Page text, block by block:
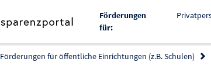
Förderungen
für:
Förderungen für öffentliche Einrichtungen (z.B. Schulen)